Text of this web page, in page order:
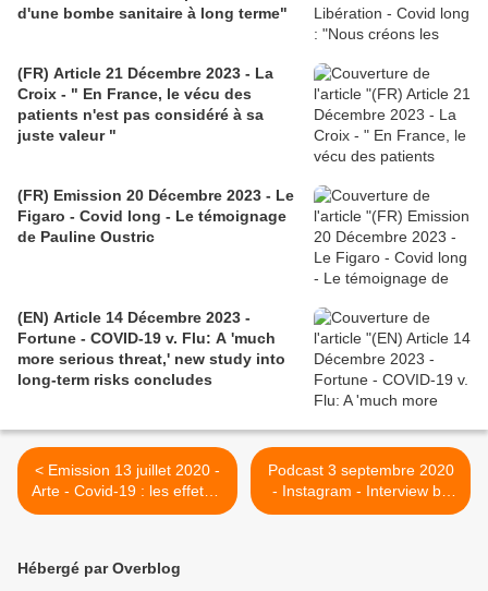
d'une bombe sanitaire à long terme"
(FR) Article 21 Décembre 2023 - La
Croix - " En France, le vécu des
patients n'est pas considéré à sa
juste valeur "
(FR) Emission 20 Décembre 2023 - Le
Figaro - Covid long - Le témoignage
de Pauline Oustric
(EN) Article 14 Décembre 2023 -
Fortune - COVID-19 v. Flu: A 'much
more serious threat,' new study into
long-term risks concludes
< Emission 13 juillet 2020 -
Arte - Covid-19 : les effets à
long terme
Podcast 3 septembre 2020
- Instagram - Interview by
Annie Lennox of Gelong
Hébergé par Overblog